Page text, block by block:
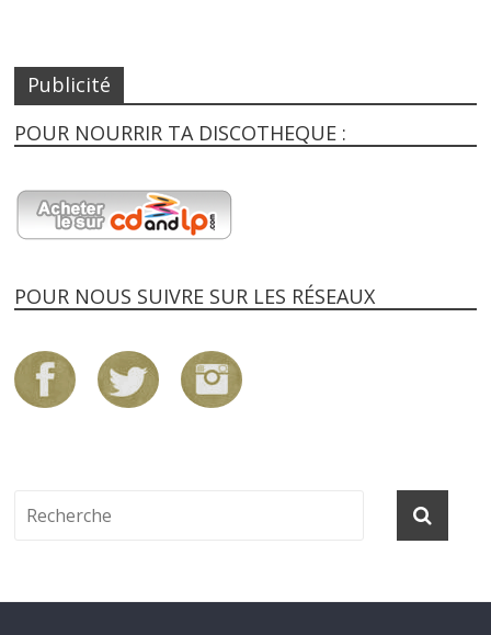
Publicité
POUR NOURRIR TA DISCOTHEQUE :
POUR NOUS SUIVRE SUR LES RÉSEAUX